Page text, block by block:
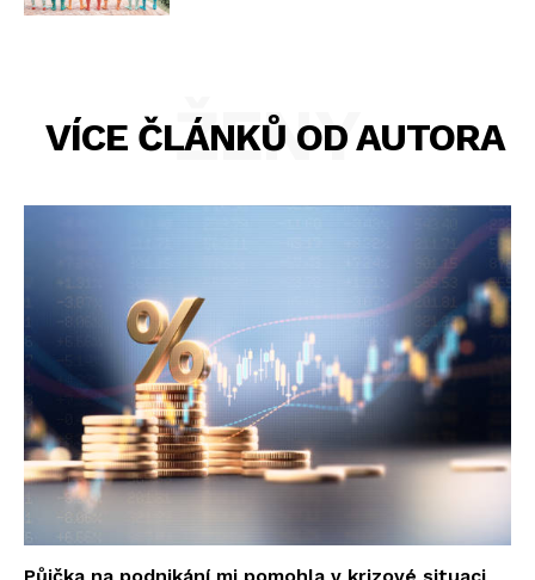
VÍCE ČLÁNKŮ OD AUTORA
ŽENY